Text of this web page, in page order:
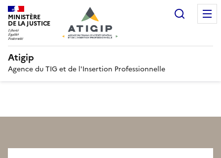
MINISTÈRE
DE LA JUSTICE
Atigip
Agence du TIG et de l'Insertion Professionnelle